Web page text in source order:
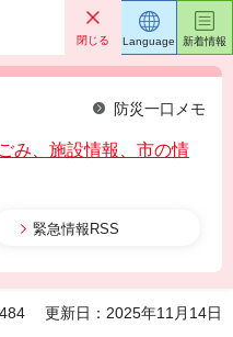
閉じる
防災一口メモ
み、施設情報、市の情
緊急情報RSS
Language 新着情報
更新日：2025年11月14日